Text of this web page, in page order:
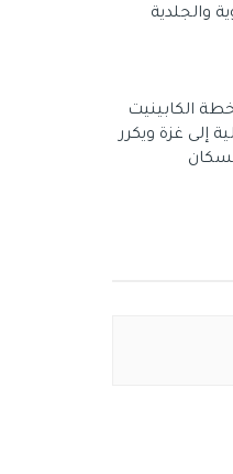
والجلدية
الكابينيت
إلى غزة ويكرر